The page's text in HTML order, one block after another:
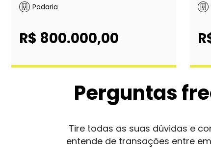
Padaria
R$ 800.000,00
Perguntas
Tire todas as suas dúvidas e
entende de transações entre